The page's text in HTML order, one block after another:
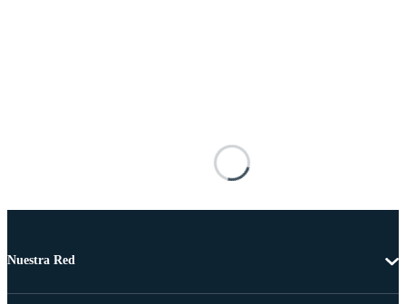
Nuestra Red